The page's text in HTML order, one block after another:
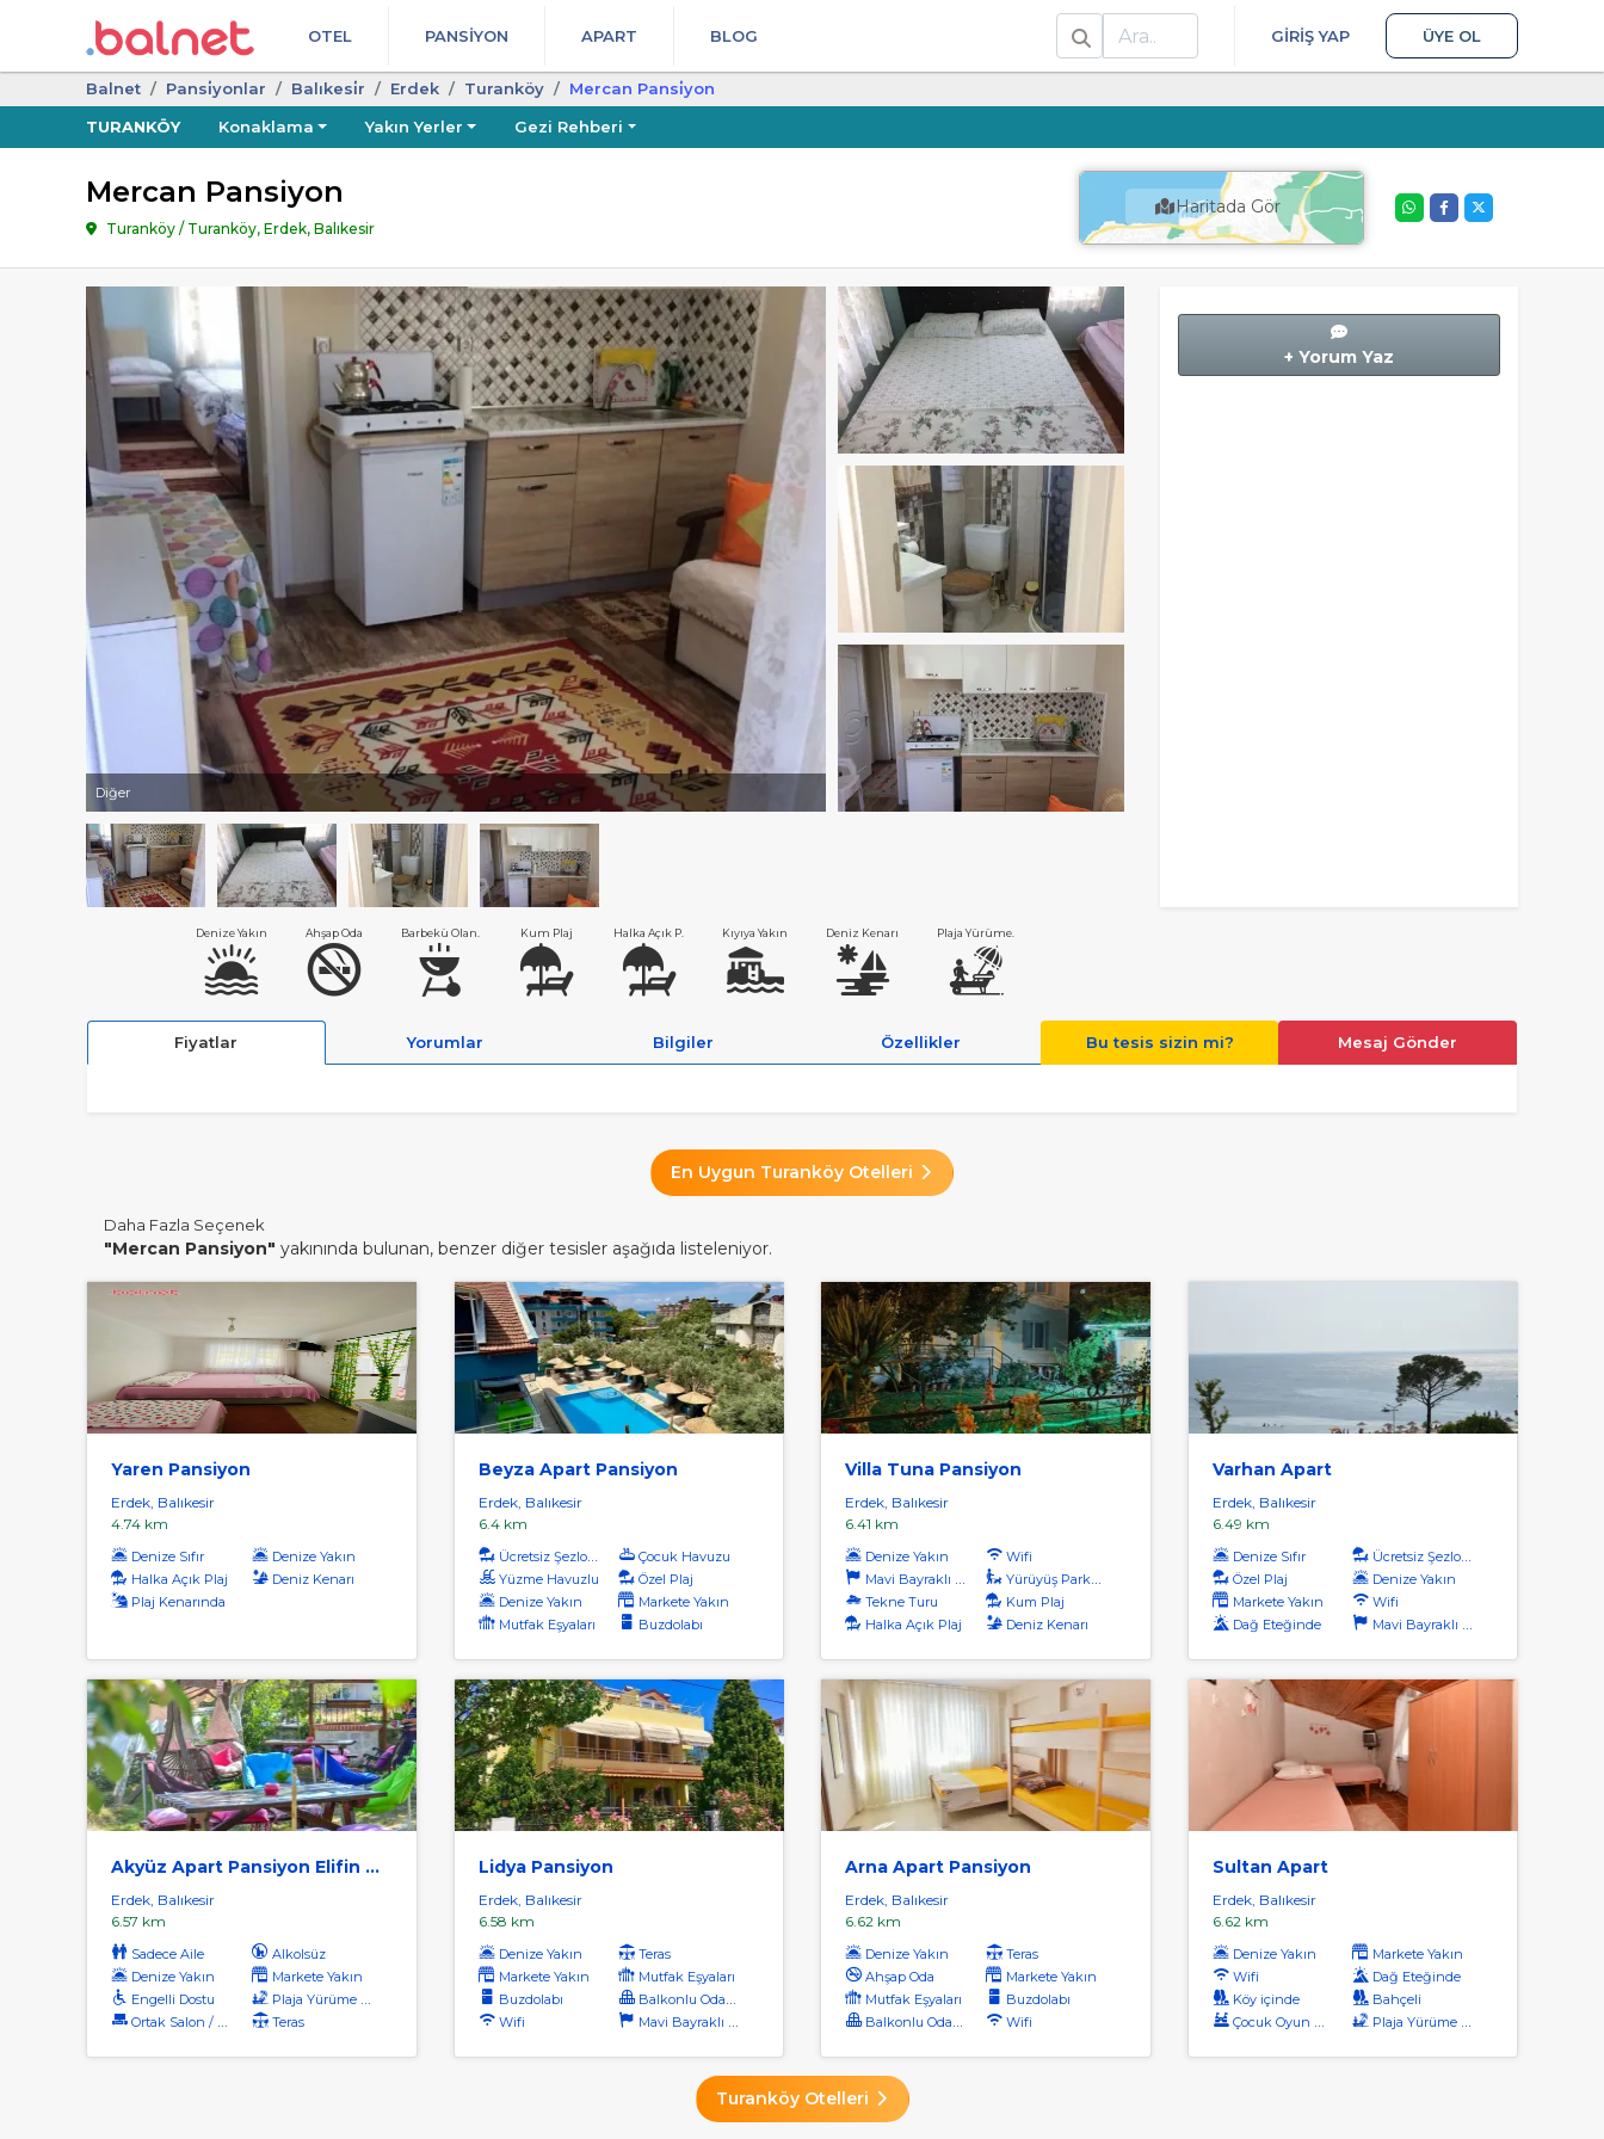
OTEL PANSIYON APART BLOG
Ara
GIRIŞ YAP ÜYE OL
Balnet Pansi̇yonlar Balıkesi̇r Erdek Turanköy
Mercan Pansi̇yon
TURANKÖY
Konaklama Yakın Yerler Gezi Rehberi
Mercan Pansiyon
Turanköy / Turanköy, Erdek, Balıkesir
Haritada Gör
Diğer
+ Yorum Yaz
Denize Yakın Ahşap Oda Barbekü Olan. Kum Plaj Halka Açık P. Kıyıya Yakın Deniz Kenarı Plaja Yürüme.
Fiyatlar Yorumlar Bilgiler Özellikler Bu tesis sizin mi? Mesaj Gönder
En Uygun Turanköy Otelleri
Daha Fazla Seçenek
"Mercan Pansiyon" yakınında bulunan, benzer diğer tesisler aşağıda listeleniyor.
Yaren Pansiyon
Erdek, Balıkesir
4.74 km
Denize Sıfır
Denize Yakın
Halka Açık Plaj
Deniz Kenarı
Plaj Kenarında
Beyza Apart Pansiyon
Erdek, Balıkesir
6.4 km
Ücretsiz Şezlong
Çocuk Havuzu
Yüzme Havuzlu
Özel Plaj
Denize Yakın
Markete Yakın
Mutfak Eşyaları
Buzdolabı
Villa Tuna Pansiyon
Erdek, Balıkesir
6.41 km
Denize Yakın
Wifi
Mavi Bayraklı Plaj
Yürüyüş Parkuru
Tekne Turu
Kum Plaj
Halka Açık Plaj
Deniz Kenarı
Varhan Apart
Erdek, Balıkesir
6.49 km
Denize Sıfır
Ücretsiz Şezlong
Özel Plaj
Denize Yakın
Markete Yakın
Wifi
Dağ Eteğinde
Mavi Bayraklı Plaj
Akyüz Apart Pansiyon Elifin Bahçesi
Erdek, Balıkesir
6.57 km
Sadece Aile
Alkolsüz
Denize Yakın
Markete Yakın
Engelli Dostu
Plaja Yürüme Mesafesi
Ortak Salon / Tv Alanı
Teras
Lidya Pansiyon
Erdek, Balıkesir
6.58 km
Denize Yakın
Teras
Markete Yakın
Mutfak Eşyaları
Buzdolabı
Balkonlu Odalar
Wifi
Mavi Bayraklı Plaj
Arna Apart Pansiyon
Erdek, Balıkesir
6.62 km
Denize Yakın
Teras
Ahşap Oda
Markete Yakın
Mutfak Eşyaları
Buzdolabı
Balkonlu Odalar
Wifi
Sultan Apart
Erdek, Balıkesir
6.62 km
Denize Yakın
Markete Yakın
Wifi
Dağ Eteğinde
Köy içinde
Bahçeli
Çocuk Oyun Alanı
Plaja Yürüme Mesafesi
Turanköy Otelleri